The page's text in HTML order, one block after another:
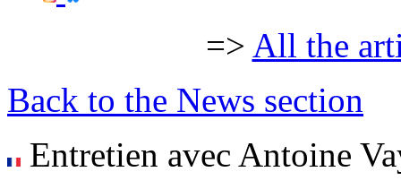
=> All the
Back to the News section
Entretien avec Antoine